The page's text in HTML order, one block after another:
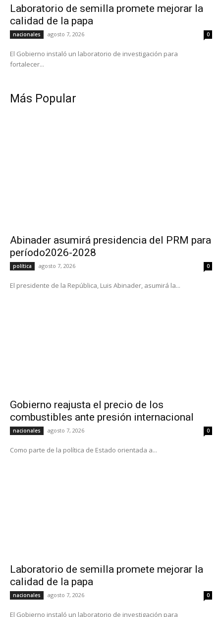
Laboratorio de semilla promete mejorar la
calidad de la papa
nacionales agosto 7, 2026 0
El Gobierno instaló un laboratorio de investigación para
fortalecer...
Más Popular
Abinader asumirá presidencia del PRM para
período2026-2028
política agosto 7, 2026 0
El presidente de la República, Luis Abinader, asumirá la...
Gobierno reajusta el precio de los
combustibles ante presión internacional
nacionales agosto 7, 2026 0
Como parte de la política de Estado orientada a...
Laboratorio de semilla promete mejorar la
calidad de la papa
nacionales agosto 7, 2026 0
El Gobierno instaló un laboratorio de investigación para